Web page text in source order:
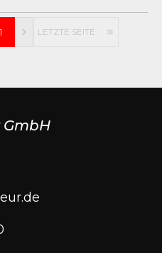
1 LETZTE SEITE